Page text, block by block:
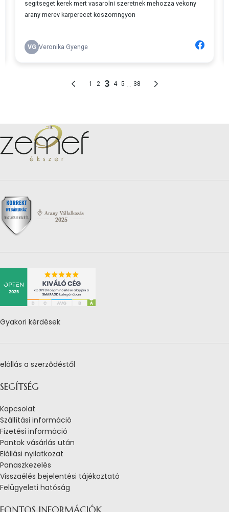
Gyakori kérdések
elállás a szerződéstől
SEGÍTSÉG
Kapcsolat
Szállítási információ
Fizetési információ
Pontok vásárlás után
Elállási nyilatkozat
Panaszkezelés
Visszaélés bejelentési tájékoztató
Felügyeleti hatóság
FONTOS INFORMÁCIÓK